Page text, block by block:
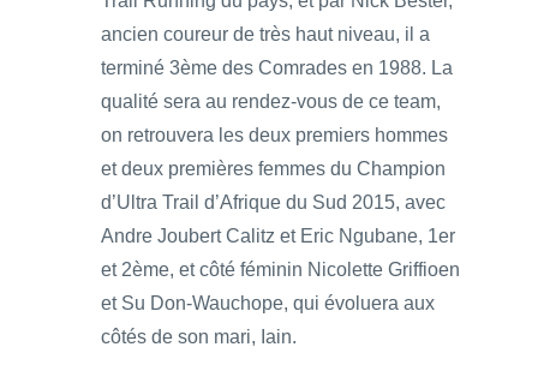
ancien coureur de très haut niveau, il a
terminé 3ème des Comrades en 1988. La
qualité sera au rendez-vous de ce team,
on retrouvera les deux premiers hommes
et deux premières femmes du Champion
d’Ultra Trail d’Afrique du Sud 2015, avec
Andre Joubert Calitz et Eric Ngubane, 1er
et 2ème, et côté féminin Nicolette Griffioen
et Su Don-Wauchope, qui évoluera aux
côtés de son mari, Iain.